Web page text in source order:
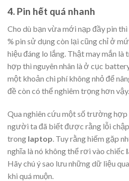
4. Pin hết quá nhanh
Cho dù bạn vừa mới nạp đầy pin
% pin sử dụng còn lại cũng chỉ ở
hiệu đáng lo lắng. Thật may mắn
hợp thì nguyên nhân là ở cục
một khoản chi phí không nhỏ để
đề còn có thể nghiêm trọng hơn vậy.
Qua nghiên cứu một số trường hợp
người ta đã biết được rằng lỗi
trong laptop . Tuy rằng hiếm gặp
nghĩa là nó không thể rơi vào chiếc
Hãy chú ý sao lưu những dữ liệu
khi quá muộn.